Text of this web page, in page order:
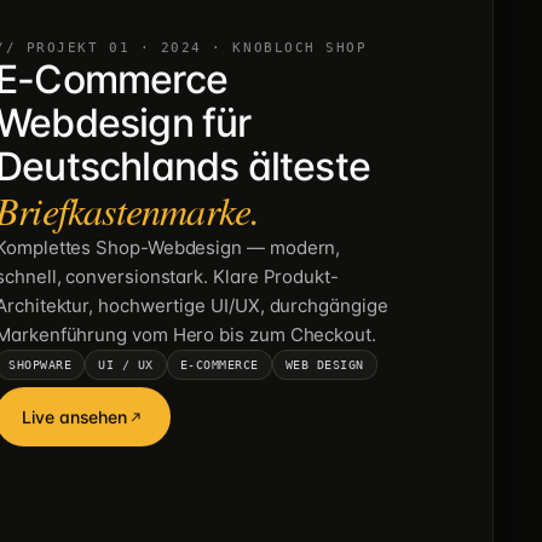
PROJEKT 01 · 2024 · KNOBLOCH SHOP
Commerce
für
älteste
Shop-Webdesign — modern,
conversionstark. Klare Produkt-
hochwertige UI/UX, durchgängige
vom Hero bis zum Checkout.
SHOPWARE UI / UX E-COMMERCE WEB DESIGN
Live ansehen